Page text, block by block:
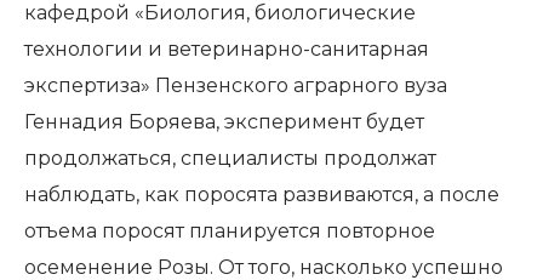
кафедрой «Биология, биологические
технологии и ветеринарно-санитарная
экспертиза» Пензенского аграрного вуза
Геннадия Боряева, эксперимент будет
продолжаться, специалисты продолжат
наблюдать, как поросята развиваются, а после
отъема поросят планируется повторное
осеменение Розы. От того, насколько успешно